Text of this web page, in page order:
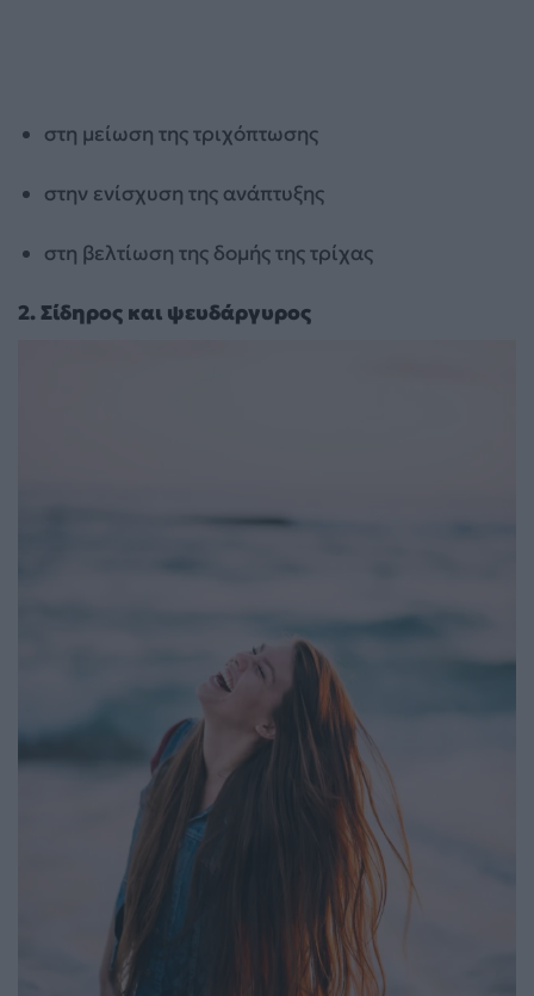
στη μείωση της τριχόπτωσης
στην ενίσχυση της ανάπτυξης
στη βελτίωση της δομής της τρίχας
2. Σίδηρος και ψευδάργυρος